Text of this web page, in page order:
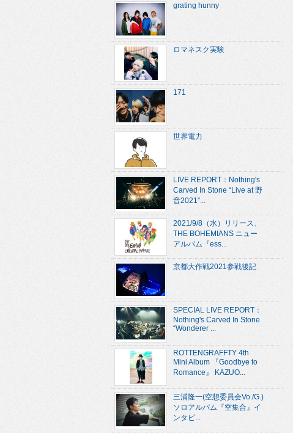
grating hunny
ロマネスク実験
171
世界電力
LIVE REPORT：Nothing's
Carved In Stone “Live at 野
音2021”...
2021/9/8（水）リリース、
THE BOHEMIANS ニュー
アルバム『ess...
京都大作戦2021参戦後記
SPECIAL LIVE REPORT：
Nothing's Carved In Stone
“Wonderer ...
ROTTENGRAFFTY 4th
Mini Album 『Goodbye to
Romance』 KAZUO...
三浦隆一(空想委員会Vo./G.)
ソロアルバム『空集合』イ
ンタビ...